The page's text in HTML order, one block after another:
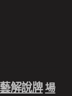
解說牌場